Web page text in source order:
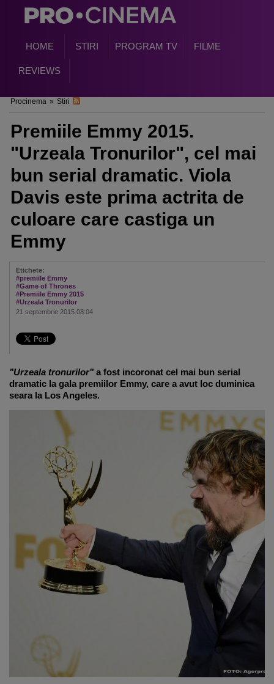
HOME STIRI PROGRAM TV FILME
REVIEWS
Procinema » Stiri
Premiile Emmy 2015.
"Urzeala Tronurilor", cel mai
bun serial dramatic. Viola
Davis este prima actrita de
culoare care castiga un
Emmy
Etichete:
#premiile Emmy
#Game of Thrones
#Premiile Emmy 2015
#Urzeala Tronurilor
21 septembrie 2015 08:04
"Urzeala tronurilor" a fost incoronat cel mai bun serial
dramatic la gala premiilor Emmy, care a avut loc duminica
seara la Los Angeles.